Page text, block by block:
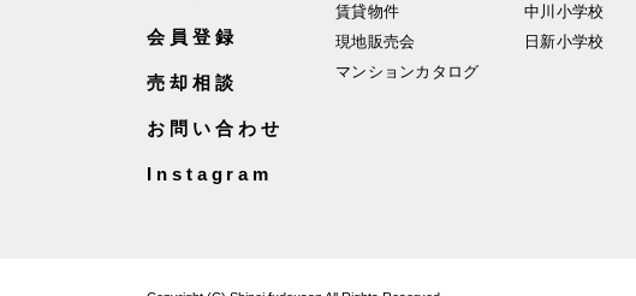
会員登録
売却相談
お問い合わせ
Instagram
賃貸物件
現地販売会
マンションカタログ
中川小学校
日新小学校